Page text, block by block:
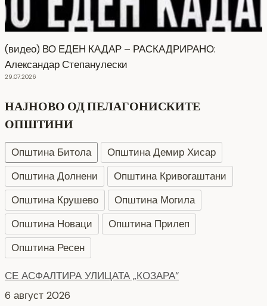
(видео) ВО ЕДЕН КАДАР – РАСКАДРИРАНО:
Александар Степанулески
29.07.2026
НАЈНОВО ОД ПЕЛАГОНИСКИТЕ
ОПШТИНИ
Општина Битола
Општина Демир Хисар
Општина Долнени
Општина Кривогаштани
Општина Крушево
Општина Могила
Општина Новаци
Општина Прилеп
Општина Ресен
СЕ АСФАЛТИРА УЛИЦАТА „КОЗАРА“
6 август 2026